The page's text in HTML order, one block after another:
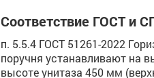
Соответствие ГОСТ и
п. 5.5.4 ГОСТ 51261-2022
поручня устанавливают на
высоте унитаза 450 мм